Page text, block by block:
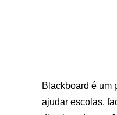
Blackboard é um
ajudar escolas,